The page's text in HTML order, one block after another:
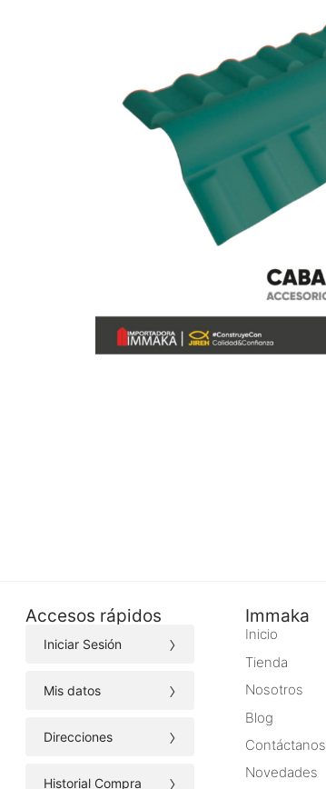
Accesos rápidos
Iniciar Sesión ›
Mis datos ›
Direcciones ›
Historial Compra
Immaka
Inicio
Tienda
Nosotros
Blog
Contáctanos
Novedades